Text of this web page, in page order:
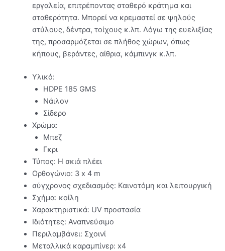
εργαλεία, επιτρέποντας σταθερό κράτημα και
σταθερότητα. Μπορεί να κρεμαστεί σε ψηλούς
στύλους, δέντρα, τοίχους κ.λπ. Λόγω της ευελιξίας
της, προσαρμόζεται σε πλήθος χώρων, όπως
κήπους, βεράντες, αίθρια, κάμπινγκ κ.λπ.
Υλικό:
HDPE 185 GMS
Νάιλον
Σίδερο
Χρώμα:
Μπεζ
Γκρι
Τύπος: Η σκιά πλέει
Ορθογώνιο: 3 x 4 m
σύγχρονος σχεδιασμός: Καινοτόμη και λειτουργική
Σχήμα: κοίλη
Χαρακτηριστικά: UV προστασία
Ιδιότητες: Αναπνεύσιμο
Περιλαμβάνει: Σχοινί
Μεταλλικά καραμπίνερ: x4